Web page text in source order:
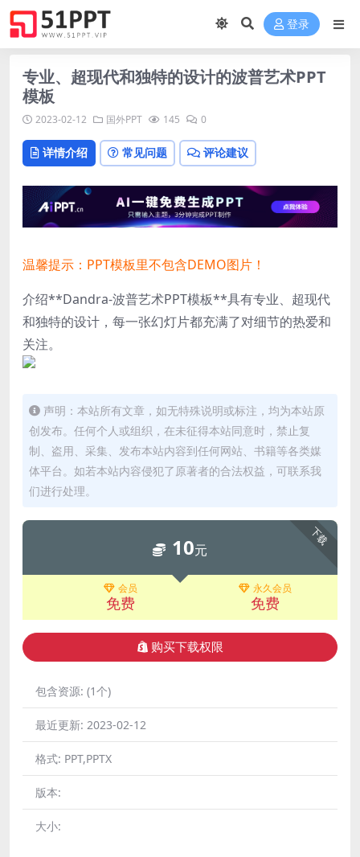
登录
专业、超现代和独特的设计的波普艺术PPT
模板
2023-02-12 国外PPT 145 0
详情介绍 常见问题 评论建议
温馨提示：PPT模板里不包含DEMO图片！
介绍**Dandra-波普艺术PPT模板**具有专业、超现代
和独特的设计，每一张幻灯片都充满了对细节的热爱和
关注。
声明：本站所有文章，如无特殊说明或标注，均为本站原
创发布。任何个人或组织，在未征得本站同意时，禁止复
制、盗用、采集、发布本站内容到任何网站、书籍等各类媒
体平台。如若本站内容侵犯了原著者的合法权益，可联系我
们进行处理。
下载
10元
会员
免费
永久会员
免费
购买下载权限
包含资源: (1个)
最近更新: 2023-02-12
格式: PPT,PPTX
版本:
大小: